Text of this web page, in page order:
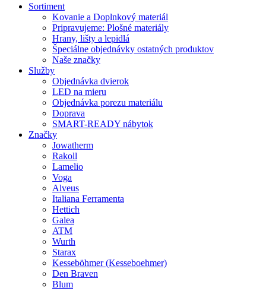
Sortiment
Kovanie a Doplnkový materiál
Pripravujeme: Plošné materiály
Hrany, lišty a lepidlá
Špeciálne objednávky ostatných produktov
Naše značky
Služby
Objednávka dvierok
LED na mieru
Objednávka porezu materiálu
Doprava
SMART-READY nábytok
Značky
Jowatherm
Rakoll
Lamelio
Voga
Alveus
Italiana Ferramenta
Hettich
Galea
ATM
Wurth
Starax
Kesseböhmer (Kesseboehmer)
Den Braven
Blum